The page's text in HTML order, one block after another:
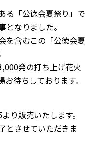
る「公徳会夏祭り」で
なりました。
を含むこの「公徳会夏
発の打ち上げ花火
待ちしております。
り販売いたします。
とさせていただきま